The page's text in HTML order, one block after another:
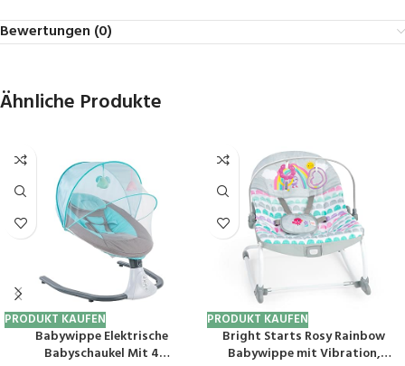
Bewertungen (0)
Ähnliche Produkte
PRODUKT KAUFEN
Babywippe Elektrische
Babyschaukel Mit 4
PRODUKT KAUFEN
Bright Starts Rosy Rainbow
Babywippe mit Vibration,